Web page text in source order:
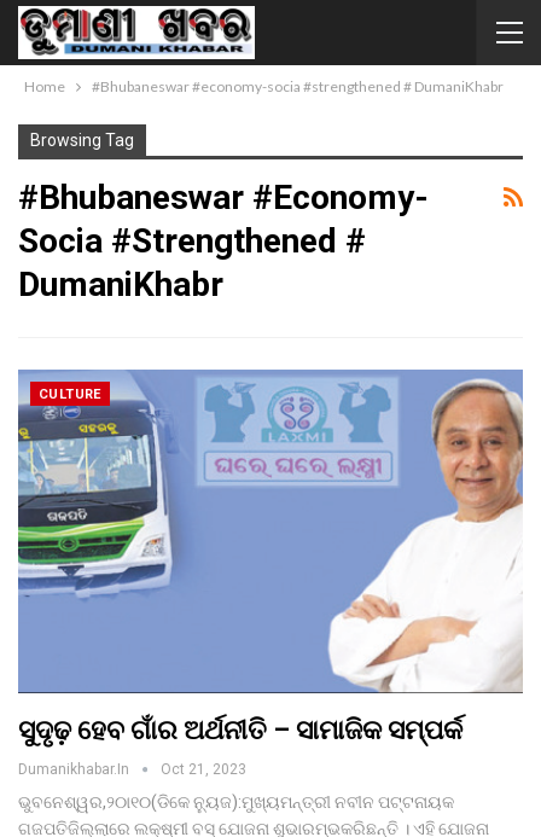
Home #Bhubaneswar #economy-socia #strengthened # DumaniKhabr
Browsing Tag
#Bhubaneswar #economy-
Socia #strengthened #
DumaniKhabr
CULTURE
ସୁଦୃଢ଼ ହେବ ଗାଁର ଅର୍ଥନୀତି – ସାମାଜିକ ସମ୍ପର୍କ
Dumanikhabar.in Oct 21, 2023
ଭୁବନେଶ୍ୱର,୨୦ା୧୦(ଡିକେ ନୁ୍ୟଜ):ମୁଖ୍ୟମନ୍ତ୍ରୀ ନବୀନ ପଟ୍ଟନାୟକ
ଗଜପତିଜିଲ୍ଲାରେ ଲକ୍ଷ୍ମୀ ବସ୍ ଯୋଜନା ଶୁଭାରମ୍ଭକରିଛନ୍ତି । ଏହି ଯୋଜନା